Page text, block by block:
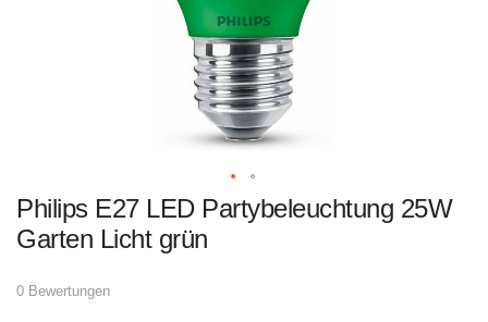
Zum
Anfang
der
Bildgalerie
Philips E27 LED Partybeleuchtung 25W
Garten Licht grün
0 Bewertungen